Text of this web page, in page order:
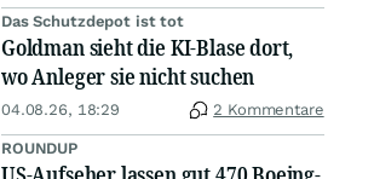
Das Schutzdepot ist tot
Goldman sieht die KI-Blase dort,
wo Anleger sie nicht suchen
04.08.26, 18:29 2 Kommentare
ROUNDUP